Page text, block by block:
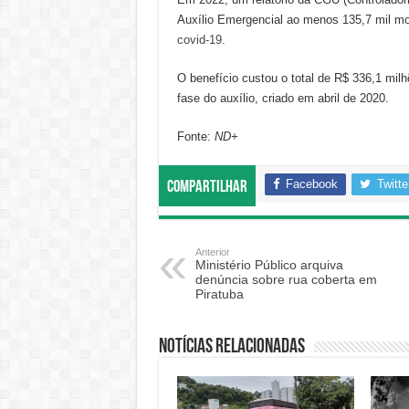
Auxílio Emergencial ao menos 135,7 mil
covid-19.
O benefício custou o total de R$ 336,1
fase do auxílio, criado em abril de 2020.
Fonte: ND+
Compartilhar Facebook
Anterior
Ministério Público arquiva
denúncia sobre rua coberta em
Piratuba
Notícias relacionadas